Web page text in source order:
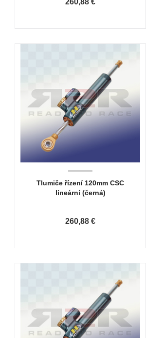
Tlumiče řízení 120mm CSC
lineární (černá)
260,88 €